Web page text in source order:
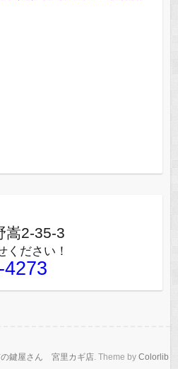
嵩2-35-3
ください！
の鍵屋さん 宮里カギ店. Theme by Colorlib